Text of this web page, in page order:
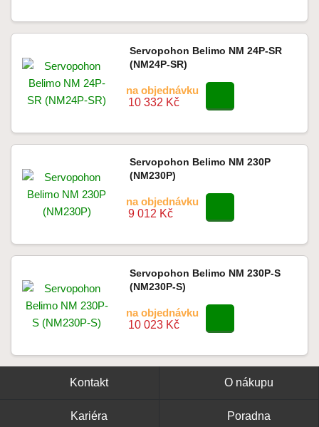
Servopohon Belimo NM 24P-SR
(NM24P-SR)
na objednávku
10 332 Kč
Servopohon Belimo NM 230P
(NM230P)
na objednávku
9 012 Kč
Servopohon Belimo NM 230P-S
(NM230P-S)
na objednávku
10 023 Kč
Kontakt O nákupu
Kariéra Poradna